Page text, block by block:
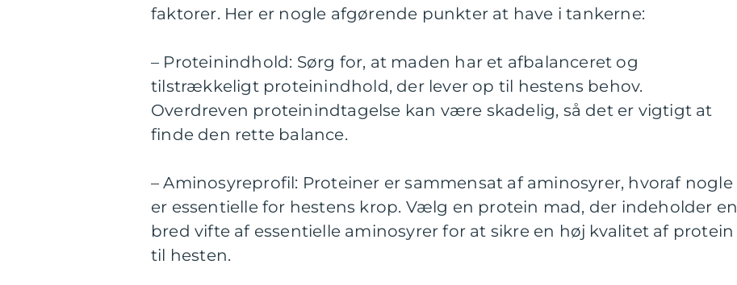
faktorer. Her er nogle afgørende punkter at have i tankerne:
– Proteinindhold: Sørg for, at maden har et afbalanceret og
tilstrækkeligt proteinindhold, der lever op til hestens behov.
Overdreven proteinindtagelse kan være skadelig, så det er vigtigt at
finde den rette balance.
– Aminosyreprofil: Proteiner er sammensat af aminosyrer, hvoraf nogle
er essentielle for hestens krop. Vælg en protein mad, der indeholder en
bred vifte af essentielle aminosyrer for at sikre en høj kvalitet af protein
til hesten.